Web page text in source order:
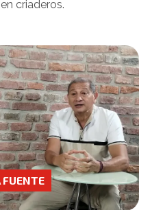
criaderos.
FUENTE